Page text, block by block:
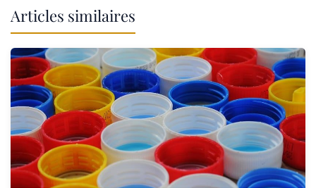
Articles similaires